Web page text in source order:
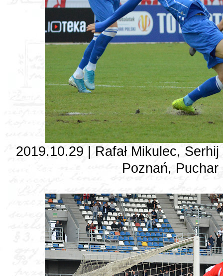
2019.10.29 | Rafał Mikulec,
Poznań,